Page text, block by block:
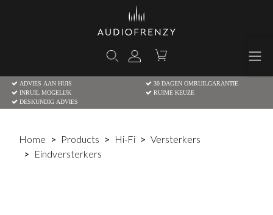
ADVIES AAN HUIS
30 DAGEN OMRUILGARANTIE
INRUIL MOGELIJK
RUIME KEUZE
DESKUNDIG ADVIES
Home Products Hi-Fi
Versterkers
Eindversterkers